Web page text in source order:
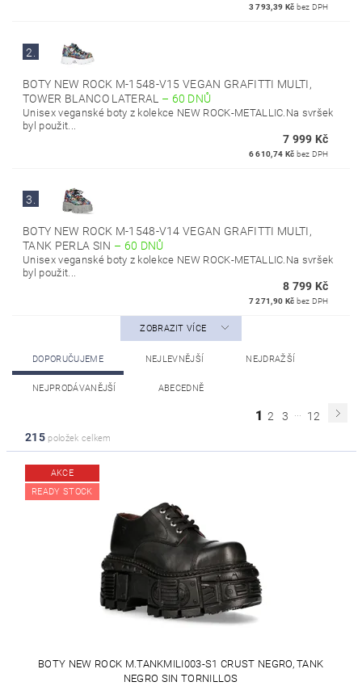
3 793,39 Kč bez DPH
2.
BOTY NEW ROCK M-1548-V15 VEGAN GRAFITTI MULTI,
TOWER BLANCO LATERAL – 60 DNŮ
Unisex veganské boty z kolekce NEW ROCK-METALLIC.Na svršek
byl použit...
7 999 Kč
6 610,74 Kč bez DPH
3.
BOTY NEW ROCK M-1548-V14 VEGAN GRAFITTI MULTI,
TANK PERLA SIN – 60 DNŮ
Unisex veganské boty z kolekce NEW ROCK-METALLIC.Na svršek
byl použit...
8 799 Kč
7 271,90 Kč bez DPH
ZOBRAZIT VÍCE
DOPORUČUJEME NEJLEVNĚJŠÍ NEJDRAŽŠÍ
NEJPRODÁVANĚJŠÍ ABECEDNĚ
1 2 3 ... 12
215položek celkem
AKCE
READY STOCK
BOTY NEW ROCK M.TANKMILI003-S1 CRUST NEGRO, TANK
NEGRO SIN TORNILLOS